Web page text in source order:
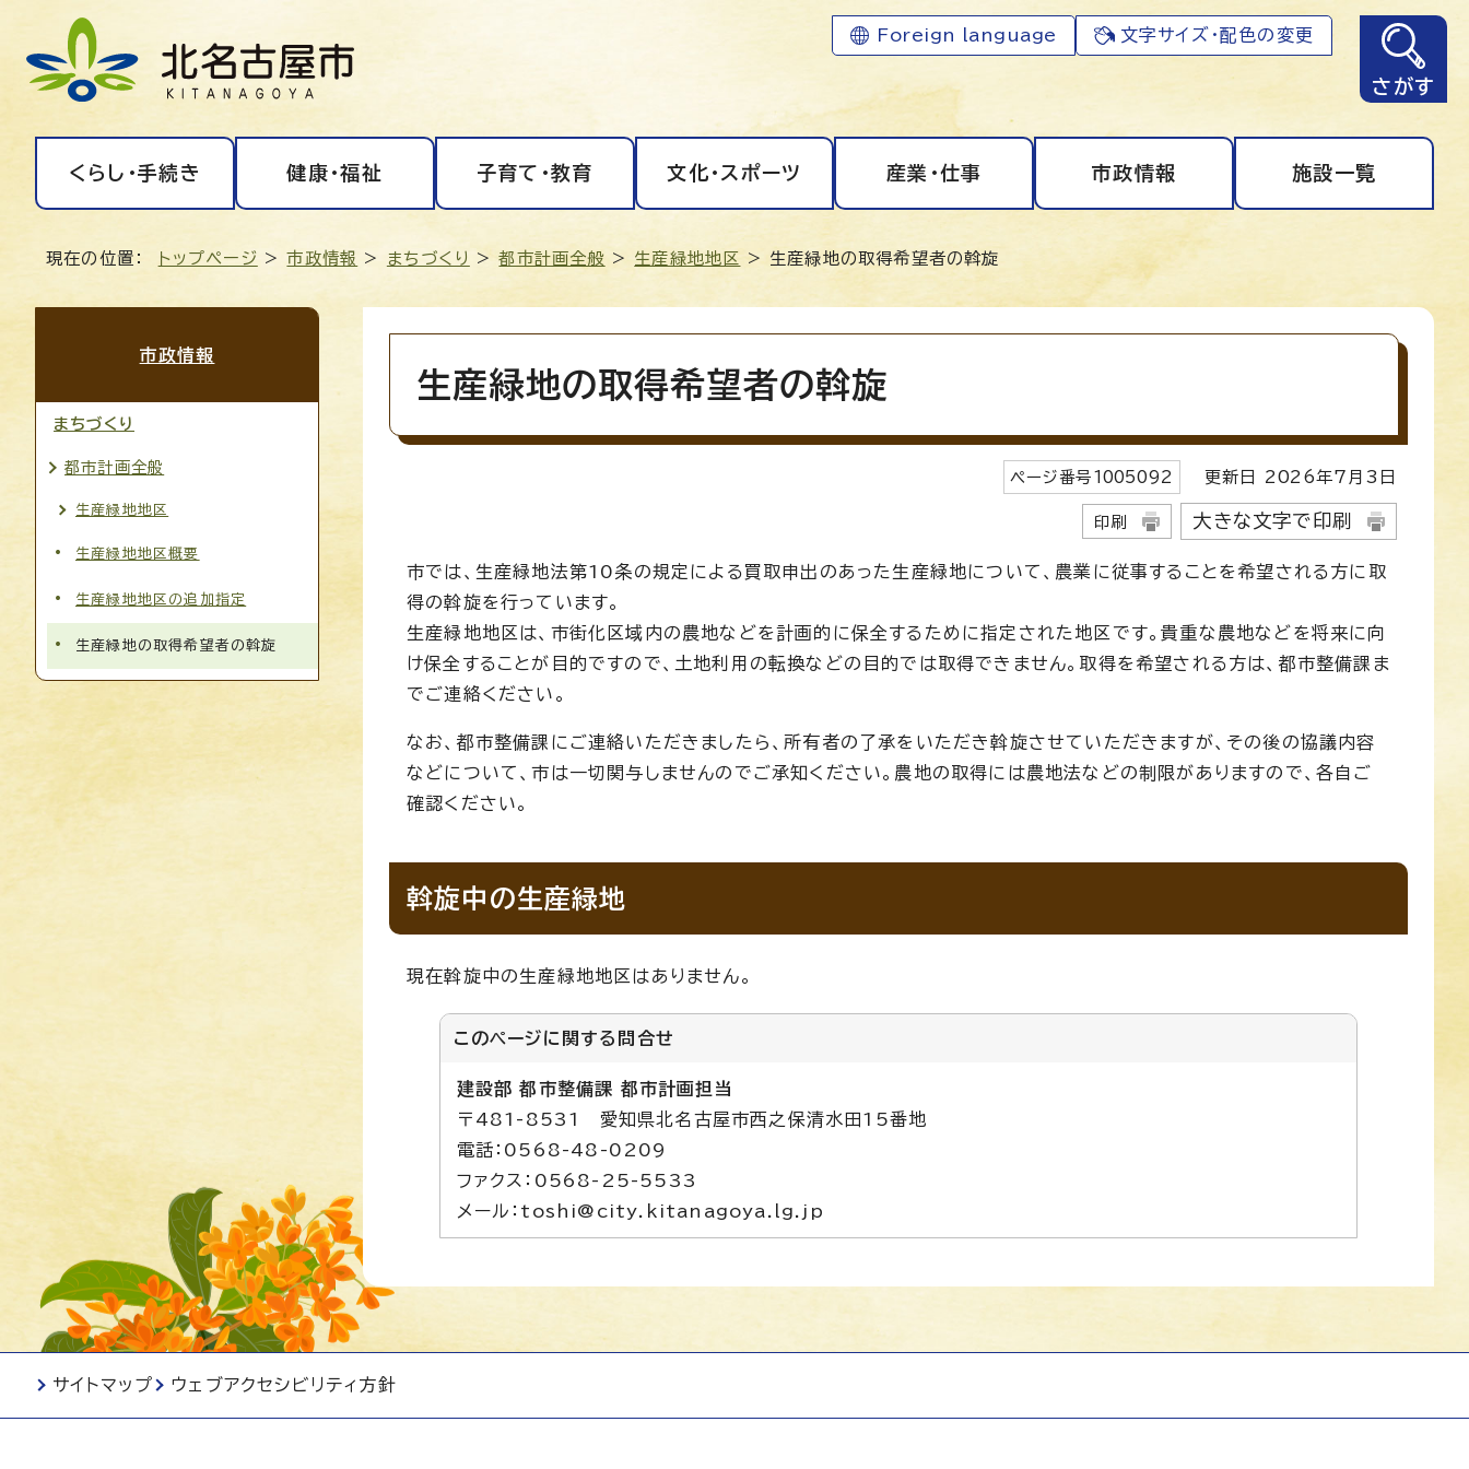
Foreign language 文字サイズ・配色の変更
さがす
くらし・手続き 健康・福祉 子育て・教育 文化・スポーツ 産業・仕事 市政情報 施設一覧
現在の位置： トップページ >市政情報 > まちづくり >都市計画全般 > 生産緑地地区 > 生産緑地の取得希望者の斡旋
生産緑地の取得希望者の斡旋
ページ番号 1005092 更新日 2026年7月3日
印刷 大きな文字で印刷
市では、生産緑地法第10条の規定による買取申出のあった生産緑地について、農業に従事することを希望される方に取
得の斡旋を行っています。
生産緑地地区は、市街化区域内の農地などを計画的に保全するために指定された地区です。貴重な農地などを将来に向
け保全することが目的ですので、土地利用の転換などの目的では取得できません。取得を希望される方は、都市整備課ま
でご連絡ください。
なお、都市整備課にご連絡いただきましたら、所有者の了承をいただき斡旋させていただきますが、その後の協議内容
などについて、市は一切関与しませんのでご承知ください。農地の取得には農地法などの制限がありますので、各自ご
確認ください。
斡旋中の生産緑地
現在斡旋中の生産緑地地区はありません。
このページに関する 問合せ
建設部 都市整備課 都市計画担当
〒481-8531 愛知県北名古屋市西之保清水田15番地
電話：0568-48-0209
ファクス：0568-25-5533
メール：toshi@city.kitanagoya.lg.jp
市政情報
まちづくり
都市計画全般
生産緑地地区
生産緑地地区概要
生産緑地地区の追加指定
生産緑地の取得希望者の斡旋
サイトマップ ウェブアクセシビリティ方針